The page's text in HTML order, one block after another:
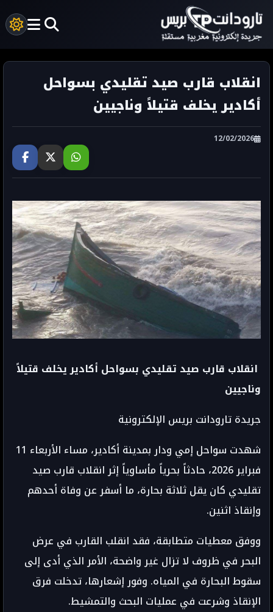
انقلاب قارب صيد تقليدي بسواحل
أكادير يخلف قتيلاً وناجيين
12/02/2026
انقلاب قارب صيد تقليدي بسواحل أكادير يخلف قتيلاً
وناجيين
جريدة تارودانت بريس الإلكترونية
شهدت سواحل إمي ودار بمدينة أكادير، مساء الأربعاء 11
فبراير 2026، حادثاً بحرياً مأساوياً إثر انقلاب قارب صيد
تقليدي كان يقل ثلاثة بحارة، ما أسفر عن وفاة أحدهم
وإنقاذ اثنين.
ووفق معطيات متطابقة، فقد انقلب القارب في عرض
البحر في ظروف لا تزال غير واضحة، الأمر الذي أدى إلى
سقوط البحارة في المياه. وفور إشعارها، تدخلت فرق
الإنقاذ وشرعت في عمليات البحث والتمشيط.